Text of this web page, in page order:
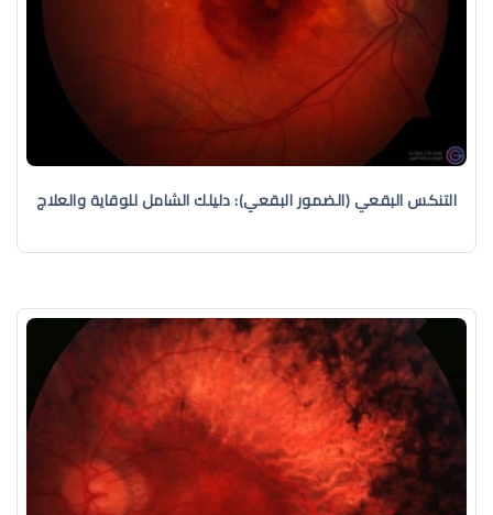
التنكس البقعي (الضمور البقعي): دليلك الشامل للوقاية والعلاج